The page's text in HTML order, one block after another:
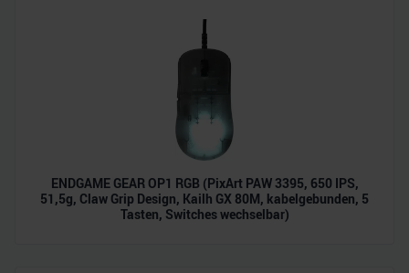
ENDGAME GEAR OP1 RGB (PixArt PAW 3395, 650 IPS,
51,5g, Claw Grip Design, Kailh GX 80M, kabelgebunden, 5
Tasten, Switches wechselbar)